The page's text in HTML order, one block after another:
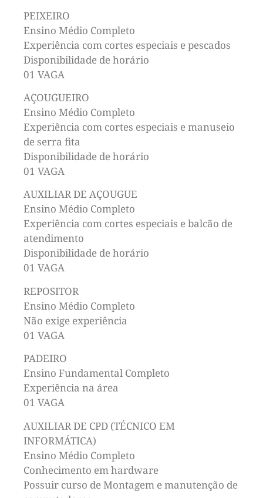
PEIXEIRO
Ensino Médio Completo
Experiência com cortes especiais e pescados
Disponibilidade de horário
01 VAGA
AÇOUGUEIRO
Ensino Médio Completo
Experiência com cortes especiais e manuseio
de serra fita
Disponibilidade de horário
01 VAGA
AUXILIAR DE AÇOUGUE
Ensino Médio Completo
Experiência com cortes especiais e balcão de
atendimento
Disponibilidade de horário
01 VAGA
REPOSITOR
Ensino Médio Completo
Não exige experiência
01 VAGA
PADEIRO
Ensino Fundamental Completo
Experiência na área
01 VAGA
AUXILIAR DE CPD (TÉCNICO EM
INFORMÁTICA)
Ensino Médio Completo
Conhecimento em hardware
Possuir curso de Montagem e manutenção de